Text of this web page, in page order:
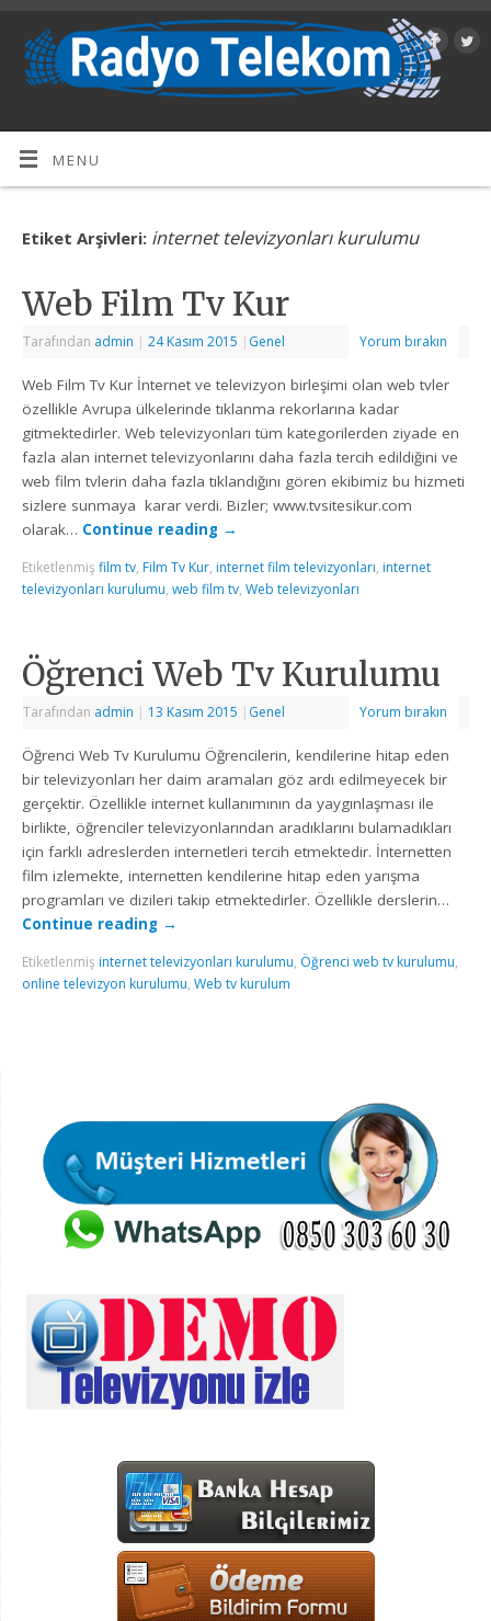
MENU
Etiket Arşivleri: internet televizyonları kurulumu
Web Film Tv Kur
Tarafından admin | 24 Kasım 2015 | Genel Yorum bırakın
Web Film Tv Kur İnternet ve televizyon birleşimi olan web tvler
özellikle Avrupa ülkelerinde tıklanma rekorlarına kadar
gitmektedirler. Web televizyonları tüm kategorilerden ziyade en
fazla alan internet televizyonlarını daha fazla tercih edildiğini ve
web film tvlerin daha fazla tıklandığını gören ekibimiz bu hizmeti
sizlere sunmaya karar verdi. Bizler; www.tvsitesikur.com
olarak… Continue reading →
Etiketlenmişfilm tv, Film Tv Kur, internet film televizyonları, internet
televizyonları kurulumu,web film tv,Web televizyonları
Öğrenci Web Tv Kurulumu
Tarafından admin | 13 Kasım 2015 | Genel Yorum bırakın
Öğrenci Web Tv Kurulumu Öğrencilerin, kendilerine hitap eden
bir televizyonları her daim aramaları göz ardı edilmeyecek bir
gerçektir. Özellikle internet kullanımının da yaygınlaşması ile
birlikte, öğrenciler televizyonlarından aradıklarını bulamadıkları
için farklı adreslerden internetleri tercih etmektedir. İnternetten
film izlemekte, internetten kendilerine hitap eden yarışma
programları ve dizileri takip etmektedirler. Özellikle derslerin…
Continue reading →
Etiketlenmiş internet televizyonları kurulumu, Öğrenci web tv kurulumu,
online televizyon kurulumu,Web tv kurulum